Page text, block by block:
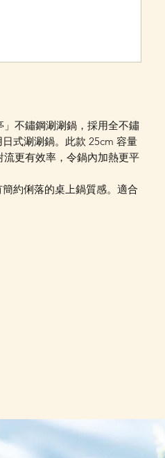
」不鏽鋼涮涮鍋，採用全不鏽
式涮涮鍋。此款 25cm 容量
更有效率，令鍋內加熱更平
約俐落的桌上鍋質感。適合